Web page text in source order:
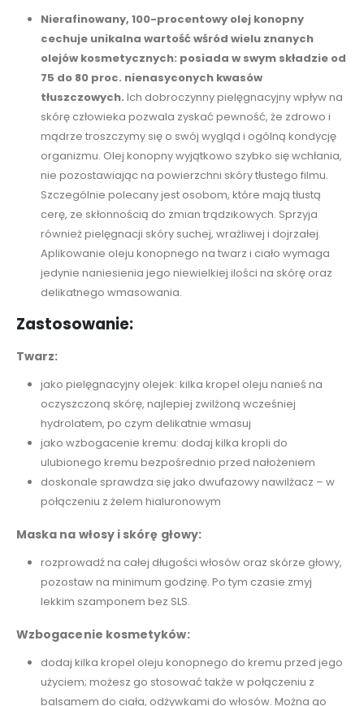
Nierafinowany, 100-procentowy olej konopny
cechuje unikalna wartość wśród wielu znanych
olejów kosmetycznych: posiada w swym składzie od
75 do 80 proc. nienasyconych kwasów
tłuszczowych. Ich dobroczynny pielęgnacyjny wpływ na
skórę człowieka pozwala zyskać pewność, że zdrowo i
mądrze troszczymy się o swój wygląd i ogólną kondycję
organizmu. Olej konopny wyjątkowo szybko się wchłania,
nie pozostawiając na powierzchni skóry tłustego filmu.
Szczególnie polecany jest osobom, które mają tłustą
cerę, ze skłonnością do zmian trądzikowych. Sprzyja
również pielęgnacji skóry suchej, wrażliwej i dojrzałej.
Aplikowanie oleju konopnego na twarz i ciało wymaga
jedynie naniesienia jego niewielkiej ilości na skórę oraz
delikatnego wmasowania.
Zastosowanie:
Twarz:
jako pielęgnacyjny olejek: kilka kropel oleju nanieś na
oczyszczoną skórę, najlepiej zwilżoną wcześniej
hydrolatem, po czym delikatnie wmasuj
jako wzbogacenie kremu: dodaj kilka kropli do
ulubionego kremu bezpośrednio przed nałożeniem
doskonale sprawdza się jako dwufazowy nawilżacz – w
połączeniu z żelem hialuronowym
Maska na włosy i skórę głowy:
rozprowadź na całej długości włosów oraz skórze głowy,
pozostaw na minimum godzinę. Po tym czasie zmyj
lekkim szamponem bez SLS.
Wzbogacenie kosmetyków:
dodaj kilka kropel oleju konopnego do kremu przed jego
użyciem; możesz go stosować także w połączeniu z
balsamem do ciała, odżywkami do włosów. Można go